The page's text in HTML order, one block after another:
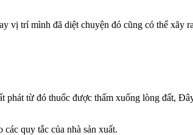
vị trí mình đã diệt chuyện đó cũng có thể xãy
từ đó thuốc được thấm xuống lòng đất,
quy tắc của nhà sản xuất.